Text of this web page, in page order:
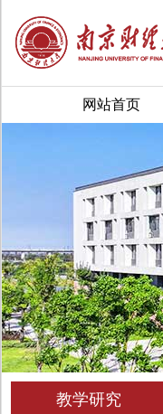
网站首页
教学研究